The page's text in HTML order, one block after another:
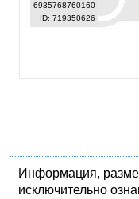
6935768760160
ID: 719350626
Информация,
исключительно